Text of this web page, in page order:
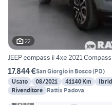
22
JEEP compass ii 4xe 2021
17.844 €San Giorgio in Bosco(PD)
Usato
08/2021 41140 Km
Rivenditore Rattix Padova